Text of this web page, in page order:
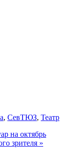
, СевТЮЗ, Театр
на октябрь
зрителя »